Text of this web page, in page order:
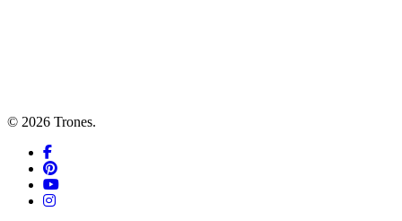
© 2026 Trones.
facebook
pinterest
youtube
instagram